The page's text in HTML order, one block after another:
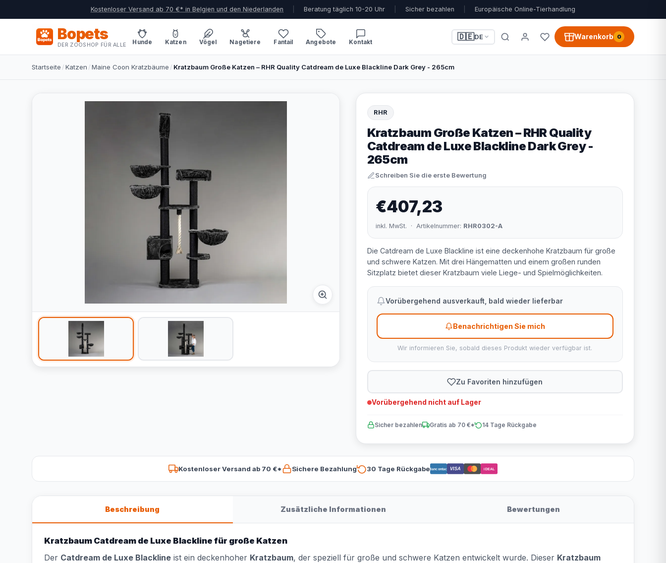
Kostenloser Versand ab 70 €* in Belgien und den Niederlanden Beratung täglich 10-20 Uhr Sicher bezahlen Europäische Online-Tierhandlung
Bopets
DER ZOOSHOP FÜR ALLE Hunde Katzen Vögel Nagetiere Fantail Angebote Kontakt
🇩🇪DE Warenkorb 0
Startseite /Katzen /Maine Coon Kratzbäume / Kratzbaum Große Katzen – RHR Quality Catdream de Luxe Blackline Dark Grey - 265cm
RHR
Kratzbaum Große Katzen – RHR Quality
Catdream de Luxe Blackline Dark Grey -
265cm
Schreiben Sie die erste Bewertung
€407,23
inkl. MwSt. · Artikelnummer: RHR0302-A
Die Catdream de Luxe Blackline ist eine deckenhohe Kratzbaum für große
und schwere Katzen. Mit drei Hängematten und einem großen runden
Sitzplatz bietet dieser Kratzbaum viele Liege- und Spielmöglichkeiten.
Vorübergehend ausverkauft, bald wieder lieferbar
Benachrichtigen Sie mich
Wir informieren Sie, sobald dieses Produkt wieder verfügbar ist.
Zu Favoriten hinzufügen
Vorübergehend nicht auf Lager
Sicher bezahlen Gratis ab 70 €* 14 Tage Rückgabe
Kostenloser Versand ab 70 €* Sichere Bezahlung 30 Tage RückgabeBancontact VISA iDEAL
Beschreibung Zusätzliche Informationen Bewertungen
Kratzbaum Catdream de Luxe Blackline für große Katzen
Der Catdream de Luxe Blackline ist ein deckenhoher Kratzbaum, der speziell für große und schwere Katzen entwickelt wurde. Dieser Kratzbaum